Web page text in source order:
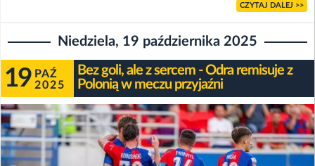
CZYTAJ DALEJ >>
Niedziela, 19 października 2025
19 PAŹ
2025
Bez goli, ale z sercem - Odra remisuje z
Polonią w meczu przyjaźni